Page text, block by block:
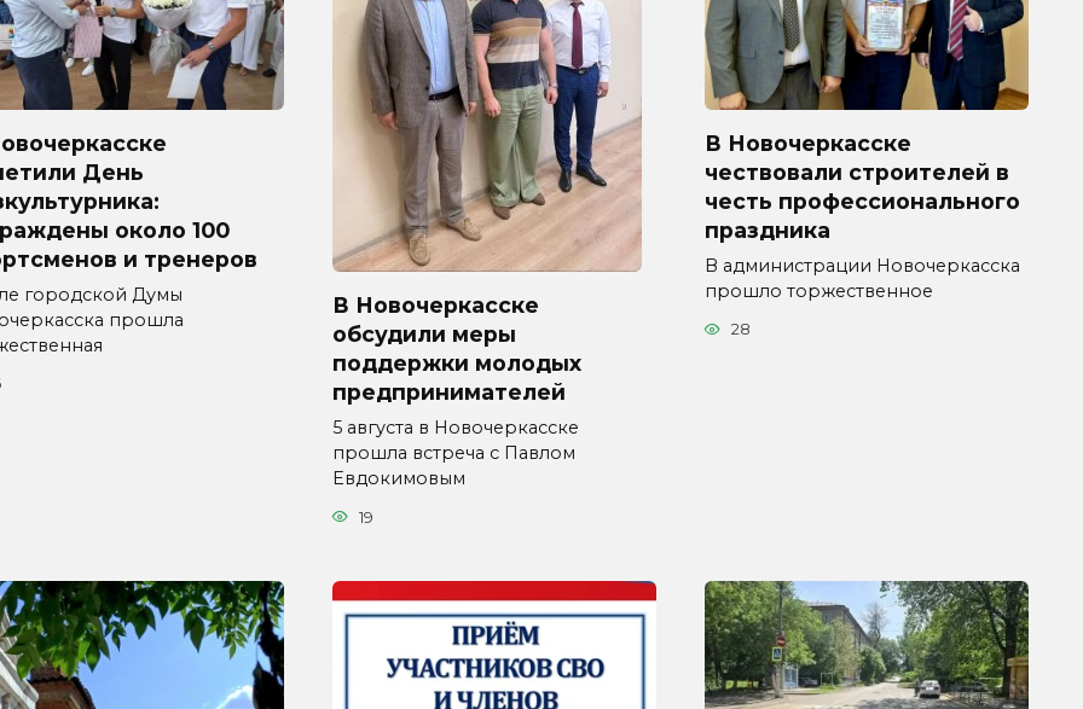
День
около 100
и тренеров
городской Думы
прошла
В Новочеркасске
обсудили меры
поддержки молодых
предпринимателей
5 августа в Новочеркасске
прошла встреча с Павлом
Евдокимовым
19
В Новочеркасске
чествовали строителей в
честь профессионального
праздника
В администрации Новочеркасска
прошло торжественное
28